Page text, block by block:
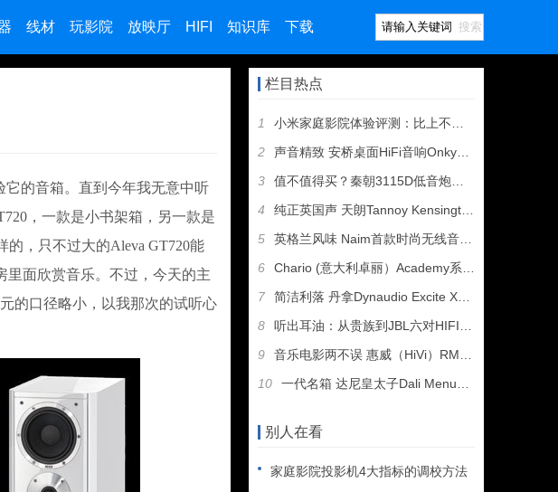
线材 玩影院 放映厅 HIFI 知识库 下载 搜索
的音箱。直到今年我无意中听
，一款是小书架箱，另一款是
，只不过大的Aleva GT720能
里面欣赏音乐。不过，今天的主
的口径略小，以我那次的试听心
栏目热点
1
小米家庭影院体验评测：比上不足 比下有余
2
声音精致 安桥桌面HiFi音响Onkyo CS-N755评测
3
值不值得买？秦朝3115D低音炮开箱试玩
4
纯正英国声 天朗Tannoy Kensington GR落地
5
英格兰风味 Naim首款时尚无线音箱Muso开箱
6
Chario (意大利卓丽）Academy系列Sovran落
7
简洁利落 丹拿Dynaudio Excite X14书架音箱
8
听出耳油：从贵族到JBL六对HIFI音箱试听
9
音乐电影两不误 惠威（HiVi）RM600+HT音箱测评
10
一代名箱 达尼皇太子Dali Menuet 6代开箱
别人在看
家庭影院投影机4大指标的调校方法